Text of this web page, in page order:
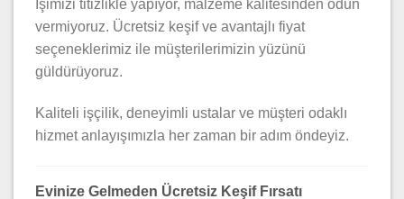
İşimizi titizlikle yapıyor, malzeme kalitesinden ödün
vermiyoruz. Ücretsiz keşif ve avantajlı fiyat
seçeneklerimiz ile müşterilerimizin yüzünü
güldürüyoruz.
Kaliteli işçilik, deneyimli ustalar ve müşteri odaklı
hizmet anlayışımızla her zaman bir adım öndeyiz.
Evinize Gelmeden Ücretsiz Keşif Fırsatı